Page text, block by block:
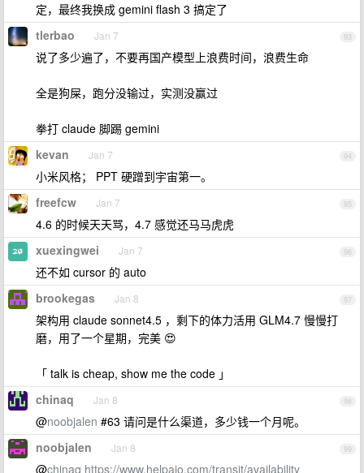
定，最终我换成 gemini flash 3 搞定了
93
tlerbao Jan 7
说了多少遍了，不要再国产模型上浪费时间，浪费生命
全是狗屎，跑分没输过，实测没赢过
拳打 claude 脚踢 gemini
94
kevan Jan 7
小米风格； PPT 硬蹭到宇宙第一。
95
freefcw Jan 7
4.6 的时候天天骂，4.7 感觉还马马虎虎
96
xuexingwei Jan 7
还不如 cursor 的 auto
97
brookegas Jan 8
架构用 claude sonnet4.5 ，剩下的体力活用 GLM4.7 慢慢打
磨，用了一个星期，完美 😍
「 talk is cheap, show me the code 」
98
chinaq Jan 8
@noobjalen #63 请问是什么渠道，多少钱一个月呢。
99
noobjalen Jan 8
@chinaq https://www.helpaio.com/transit/availability